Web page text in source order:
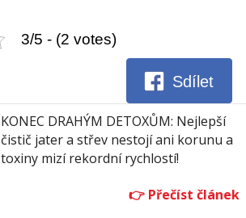
3/5 - (2 votes)
Sdílet
KONEC DRAHÝM DETOXŮM: Nejlepší
čistič jater a střev nestojí ani korunu a
toxiny mizí rekordní rychlostí!